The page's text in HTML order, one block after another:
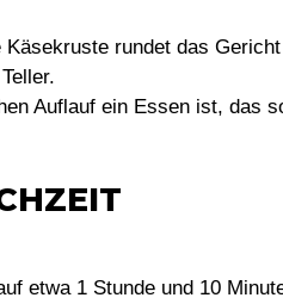
Käsekruste rundet das
Auflauf ein Essen ist, das
etwa 1 Stunde und 10